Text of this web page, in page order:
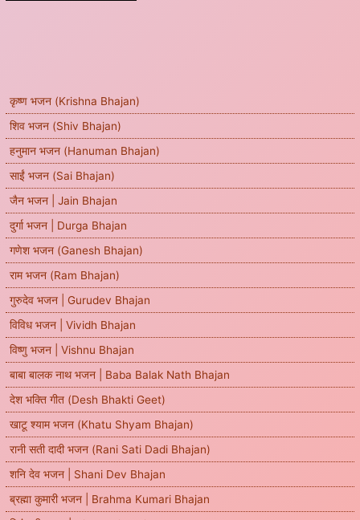
कृष्ण भजन (Krishna Bhajan)
शिव भजन (Shiv Bhajan)
हनुमान भजन (Hanuman Bhajan)
साईं भजन (Sai Bhajan)
जैन भजन | Jain Bhajan
दुर्गा भजन | Durga Bhajan
गणेश भजन (Ganesh Bhajan)
राम भजन (Ram Bhajan)
गुरुदेव भजन | Gurudev Bhajan
विविध भजन | Vividh Bhajan
विष्णु भजन | Vishnu Bhajan
बाबा बालक नाथ भजन | Baba Balak Nath Bhajan
देश भक्ति गीत (Desh Bhakti Geet)
खाटू श्याम भजन (Khatu Shyam Bhajan)
रानी सती दादी भजन (Rani Sati Dadi Bhajan)
शनि देव भजन | Shani Dev Bhajan
ब्रह्मा कुमारी भजन | Brahma Kumari Bhajan